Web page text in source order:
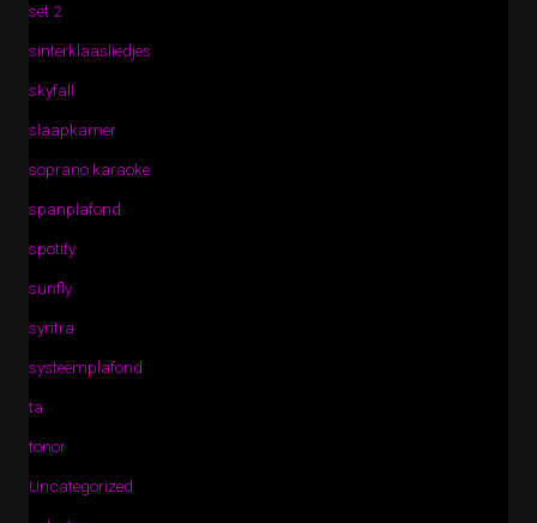
set 2
sinterklaasliedjes
skyfall
slaapkamer
soprano karaoke
spanplafond
spotify
sunfly
syntra
systeemplafond
ta
tonor
Uncategorized